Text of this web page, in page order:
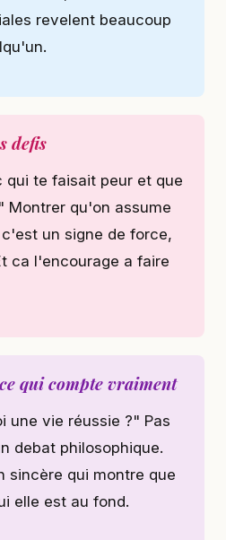
revelent beaucoup
defis
qui te faisait peur et que
Montrer qu'on assume
un signe de force,
ca l'encourage a faire
qui compte vraiment
une vie réussie ?" Pas
debat philosophique.
sincère qui montre que
elle est au fond.